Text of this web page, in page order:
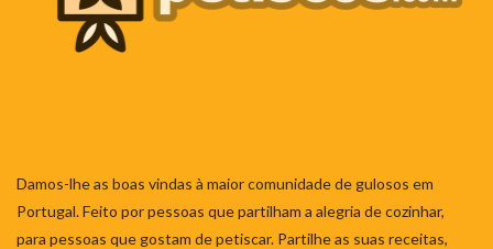
Damos-lhe as boas vindas à maior comunidade de gulosos em
Portugal. Feito por pessoas que partilham a alegria de cozinhar,
para pessoas que gostam de petiscar. Partilhe as suas receitas,